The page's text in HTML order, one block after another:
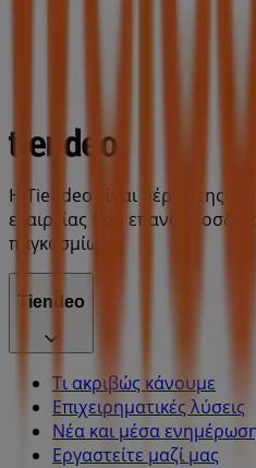
Η Tiendeo είναι μέρος της
εταιρείας που
παγκοσμίως.
Tiendeo
Τι ακριβώς κάνουμε
Επιχειρηματικές λύσεις
Νέα και μέσα
Εργαστείτε μαζί μας